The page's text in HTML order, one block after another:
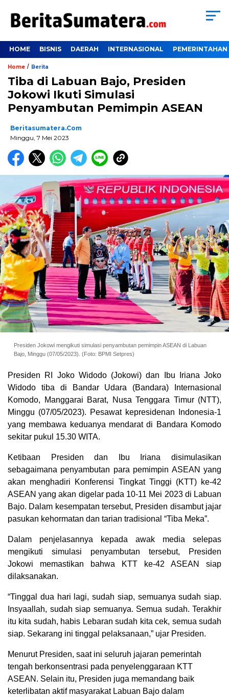
HOME BISNIS DAERAH INTERNASIONAL PEMERINTAHAN
Home / Berita
Tiba di Labuan Bajo, Presiden
Jokowi Ikuti Simulasi
Penyambutan Pemimpin ASEAN
Beritasumatera.com
Minggu, 7 Mei 2023
Presiden Jokowi mengikuti simulasi penyambutan pemimpin ASEAN di Labuan
Bajo, Minggu (07/05/2023). (Foto: BPMI Setpres)
Presiden RI Joko Widodo (Jokowi) dan Ibu Iriana Joko
Widodo tiba di Bandar Udara (Bandara) Internasional
Komodo, Manggarai Barat, Nusa Tenggara Timur (NTT),
Minggu (07/05/2023). Pesawat kepresidenan Indonesia-1
yang membawa keduanya mendarat di Bandara Komodo
sekitar pukul 15.30 WITA.
Ketibaan Presiden dan Ibu Iriana disimulasikan
sebagaimana penyambutan para pemimpin ASEAN yang
akan menghadiri Konferensi Tingkat Tinggi (KTT) ke-42
ASEAN yang akan digelar pada 10-11 Mei 2023 di Labuan
Bajo. Dalam kesempatan tersebut, Presiden disambut jajar
pasukan kehormatan dan tarian tradisional “Tiba Meka”.
Dalam penjelasannya kepada awak media selepas
mengikuti simulasi penyambutan tersebut, Presiden
Jokowi memastikan bahwa KTT ke-42 ASEAN siap
dilaksanakan.
“Tinggal dua hari lagi, sudah siap, semuanya sudah siap.
Insyaallah, sudah siap semuanya. Semua sudah. Terakhir
itu kita sudah, habis Lebaran sudah kita cek, semua sudah
siap. Sekarang ini tinggal pelaksanaan,” ujar Presiden.
Menurut Presiden, saat ini seluruh jajaran pemerintah
tengah berkonsentrasi pada penyelenggaraan KTT
ASEAN. Selain itu, Presiden juga memandang baik
keterlibatan aktif masyarakat Labuan Bajo dalam